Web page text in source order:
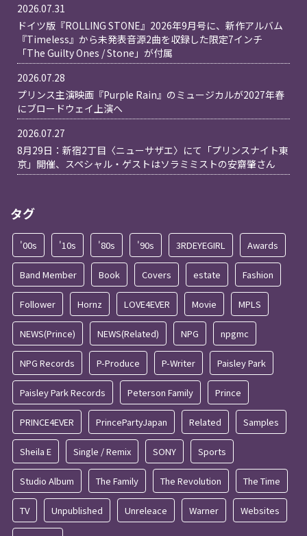
2026.07.31
ドイツ版『ROLLING STONE』2026年9月号に、新作アルバム
『Timeless』から未発表音源2曲を収録した限定7インチ
「The Guilty Ones / Stone」が付属
2026.07.28
プリンス主演映画『Purple Rain』のミュージカルが2027年春
にブロードウェイ上演へ
2026.07.27
8月29日：新宿2丁目〈ニューサザエ〉にて「プリンスナイト東
京」開催、スペシャル・ゲストはソラミミストの安齋肇さん
タグ
'00s '10s '80s '90s 3RDEYEGIRL Awards
Band Member Book Covers estate Fashion
Follower Hornz LOVE4EVER Movie MPLS
NEWS(Prince) NEWS(Related) NPG npgmc
NPG Records P-Produce P-Writer Paisley Park
Paisley Park Records Peterson Family Prince
PRINCE4EVER PrincePartyJapan Related Samples
Sheila E Single / Remix SONY Sports
Studio Album The Family The Revolution The Time
TV Unpublished Unreleace Warner Websites